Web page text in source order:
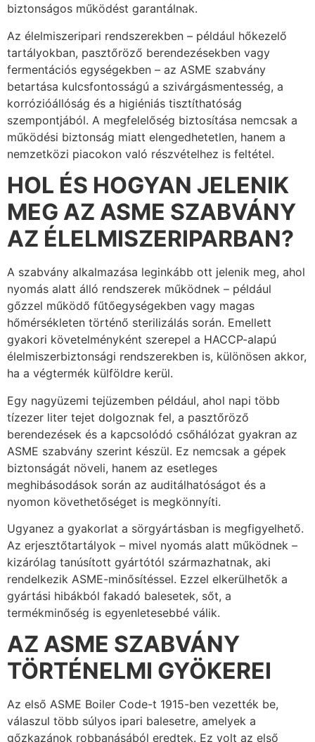
biztonságos működést garantálnak.
Az élelmiszeripari rendszerekben – például hőkezelő
tartályokban, pasztőröző berendezésekben vagy
fermentációs egységekben – az ASME szabvány
betartása kulcsfontosságú a szivárgásmentesség, a
korrózióállóság és a higiéniás tisztíthatóság
szempontjából. A megfelelőség biztosítása nemcsak a
működési biztonság miatt elengedhetetlen, hanem a
nemzetközi piacokon való részvételhez is feltétel.
HOL ÉS HOGYAN JELENIK
MEG AZ ASME SZABVÁNY
AZ ÉLELMISZERIPARBAN?
A szabvány alkalmazása leginkább ott jelenik meg, ahol
nyomás alatt álló rendszerek működnek – például
gőzzel működő fűtőegységekben vagy magas
hőmérsékleten történő sterilizálás során. Emellett
gyakori követelményként szerepel a HACCP-alapú
élelmiszerbiztonsági rendszerekben is, különösen akkor,
ha a végtermék külföldre kerül.
Egy nagyüzemi tejüzemben például, ahol napi több
tízezer liter tejet dolgoznak fel, a pasztőröző
berendezések és a kapcsolódó csőhálózat gyakran az
ASME szabvány szerint készül. Ez nemcsak a gépek
biztonságát növeli, hanem az esetleges
meghibásodások során az auditálhatóságot és a
nyomon követhetőséget is megkönnyíti.
Ugyanez a gyakorlat a sörgyártásban is megfigyelhető.
Az erjesztőtartályok – mivel nyomás alatt működnek –
kizárólag tanúsított gyártótól származhatnak, aki
rendelkezik ASME-minősítéssel. Ezzel elkerülhetők a
gyártási hibákból fakadó balesetek, sőt, a
termékminőség is egyenletesebbé válik.
AZ ASME SZABVÁNY
TÖRTÉNELMI GYÖKEREI
Az első ASME Boiler Code-t 1915-ben vezették be,
válaszul több súlyos ipari balesetre, amelyek a
gőzkazánok robbanásából eredtek. Ez volt az első